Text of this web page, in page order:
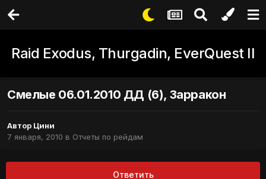
Raid Exodus, Thurgadin, EverQuest II
Смелые 06.01.2010 ДД (6), Зарракон
Автор Цини
7 января, 2010 в Отчеты по рейдам
Ответить